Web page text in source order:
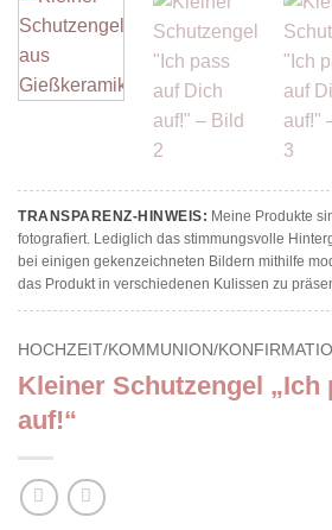
TRANSPARENZ-HINWEIS: Meine Produkte
fotografiert. Lediglich das stimmungsvolle
bei einigen gekenzeichneten Bildern mithilfe
das Produkt in verschiedenen Kulissen zu
HOCHZEIT/KOMMUNION/
Kleiner Schutzengel „Ich
auf!“